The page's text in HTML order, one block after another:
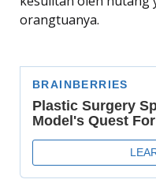
orangtuanya.